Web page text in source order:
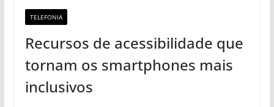
TELEFONIA
Recursos de acessibilidade que
tornam os smartphones mais
inclusivos